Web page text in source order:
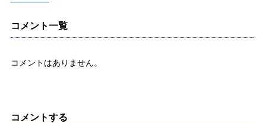
コメント一覧
コメントはありません。
コメントする